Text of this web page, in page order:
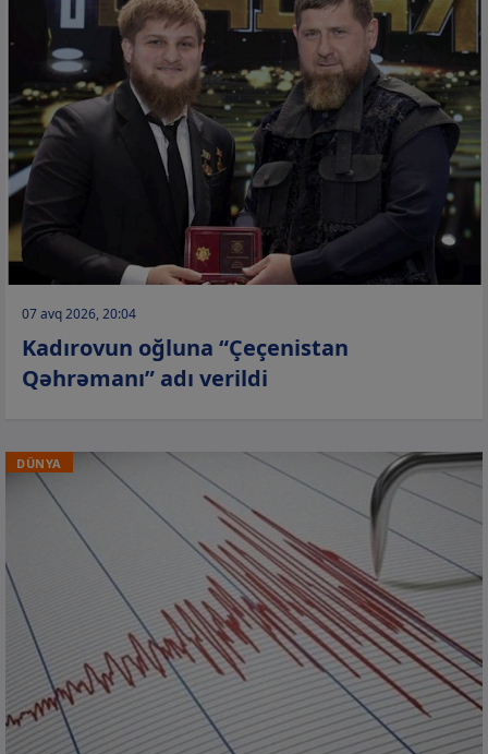
07 avq 2026, 20:04
Kadırovun oğluna “Çeçenistan
Qəhrəmanı” adı verildi
DÜNYA